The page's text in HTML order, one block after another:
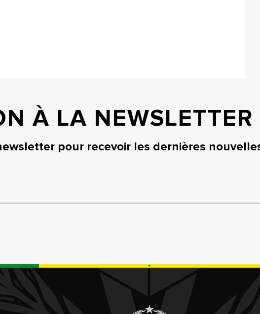
À LA NEWSLETTER
pour recevoir les dernières